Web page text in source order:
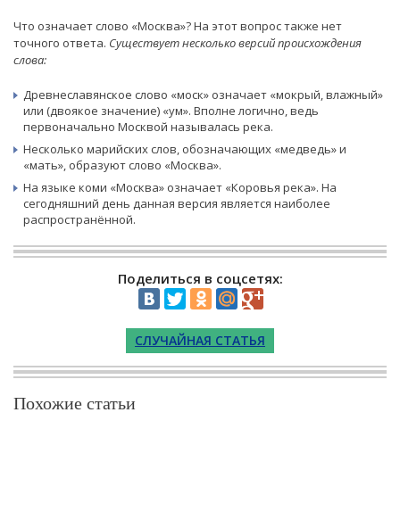
Что означает слово «Москва»? На этот вопрос также нет
точного ответа. Существует несколько версий происхождения
слова:
Древнеславянское слово «моск» означает «мокрый, влажный»
или (двоякое значение) «ум». Вполне логично, ведь
первоначально Москвой называлась река.
Несколько марийских слов, обозначающих «медведь» и
«мать», образуют слово «Москва».
На языке коми «Москва» означает «Коровья река». На
сегодняшний день данная версия является наиболее
распространённой.
Поделиться в соцсетях:
СЛУЧАЙНАЯ СТАТЬЯ
Похожие статьи